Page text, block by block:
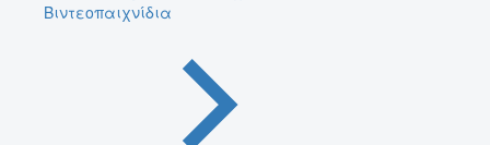
Βιντεοπαιχνίδια